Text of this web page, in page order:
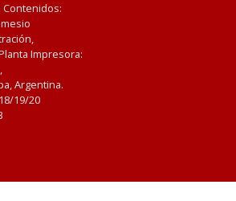
Impresora:
Argentina.
19/20